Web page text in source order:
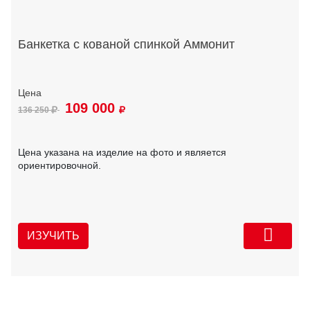
Банкетка с кованой спинкой Аммонит
136 250 109 000
Цена указана на изделие на фото и является
ориентировочной.
ИЗУЧИТЬ